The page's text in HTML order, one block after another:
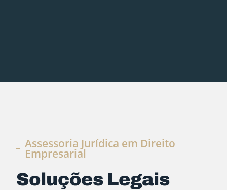
Assessoria Jurídica em Direito
Empresarial
Soluções Legais